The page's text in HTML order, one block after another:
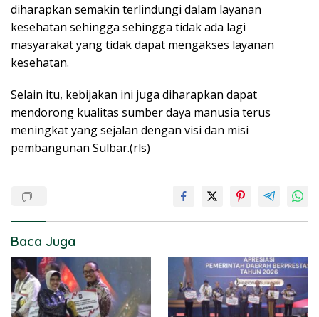
diharapkan semakin terlindungi dalam layanan
kesehatan sehingga sehingga tidak ada lagi
masyarakat yang tidak dapat mengakses layanan
kesehatan.
Selain itu, kebijakan ini juga diharapkan dapat
mendorong kualitas sumber daya manusia terus
meningkat yang sejalan dengan visi dan misi
pembangunan Sulbar.(rls)
Baca Juga